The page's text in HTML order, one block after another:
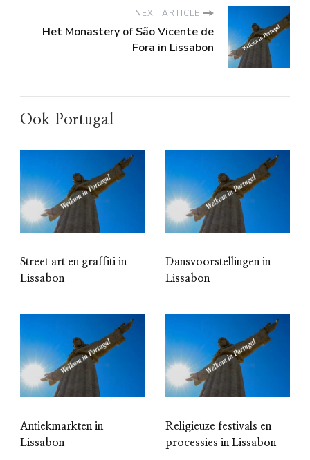
NEXT ARTICLE
Het Monastery of São Vicente de
Fora in Lissabon
Ook Portugal
Street art en graffiti in
Lissabon
Dansvoorstellingen in
Lissabon
Antiekmarkten in
Lissabon
Religieuze festivals en
processies in Lissabon